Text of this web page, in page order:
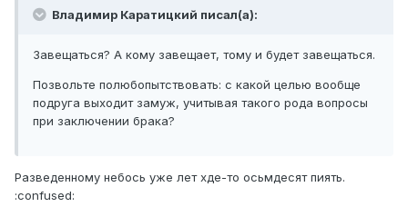
Владимир Каратицкий писал(а):
Завещаться? А кому завещает, тому и будет завещаться.
Позвольте полюбопытствовать: с какой целью вообще
подруга выходит замуж, учитывая такого рода вопросы
при заключении брака?
Разведенному небось уже лет хде-то осьмдесят пиять.
:confused: